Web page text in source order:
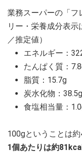
業務スーパーの「フ
リー・栄養成分表示
／推定値）
エネルギー：
たんぱく質：
脂質：15.7g
炭水化物：38.5g
食塩相当量：
100gということは約
1個あたりは約81kcal